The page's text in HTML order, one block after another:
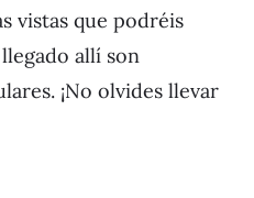
vistas que podréis
allí son
¡No olvides llevar